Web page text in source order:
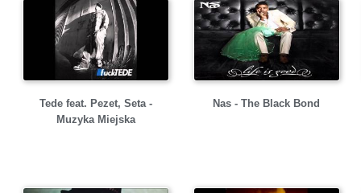
Tede feat. Pezet, Seta -
Muzyka Miejska
Nas - The Black Bond